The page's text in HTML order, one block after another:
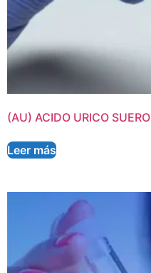
(AU) ACIDO URICO SUERO
Leer más